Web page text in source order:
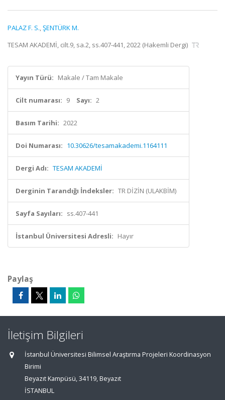
PALAZ F. S.,ŞENTÜRK M.
TESAM AKADEMİ, cilt.9, sa.2, ss.407-441, 2022 (Hakemli Dergi)
Yayın Türü: Makale / Tam Makale
Cilt numarası: 9 Sayı: 2
Basım Tarihi: 2022
Doi Numarası: 10.30626/tesamakademi.1164111
Dergi Adı: TESAM AKADEMİ
Derginin Tarandığı İndeksler: TR DİZİN (ULAKBİM)
Sayfa Sayıları: ss.407-441
İstanbul Üniversitesi Adresli: Hayır
Paylaş
İletişim Bilgileri
İstanbul Üniversitesi Bilimsel Araştırma Projeleri Koordinasyon
Birimi
Beyazıt Kampüsü, 34119, Beyazıt
İSTANBUL